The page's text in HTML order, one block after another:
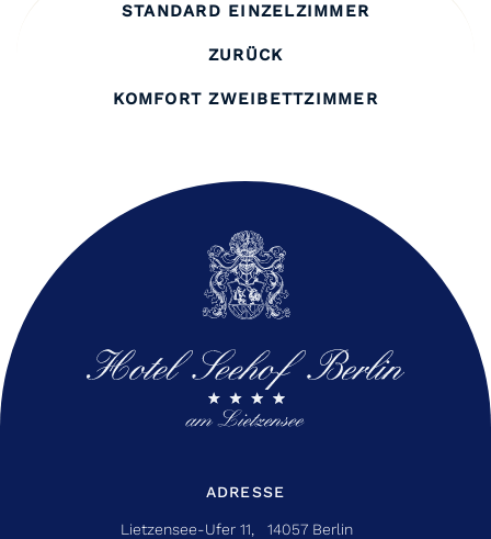
STANDARD EINZELZIMMER
ZURÜCK
KOMFORT ZWEIBETTZIMMER
ADRESSE
Lietzensee-Ufer 11, 14057 Berlin